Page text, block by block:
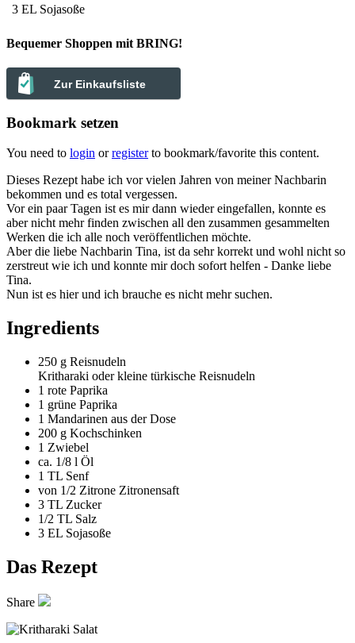
3 EL Sojasoße
Bequemer Shoppen mit BRING!
Zur Einkaufsliste
Bookmark setzen
You need to login orregisterto bookmark/favorite this content.
Dieses Rezept habe ich vor vielen Jahren von meiner Nachbarin
bekommen und es total vergessen.
Vor ein paar Tagen ist es mir dann wieder eingefallen, konnte es
aber nicht mehr finden zwischen all den zusammen gesammelten
Werken die ich alle noch veröffentlichen möchte.
Aber die liebe Nachbarin Tina, ist da sehr korrekt und wohl nicht so
zerstreut wie ich und konnte mir doch sofort helfen - Danke liebe
Tina.
Nun ist es hier und ich brauche es nicht mehr suchen.
Ingredients
250 g Reisnudeln
Kritharaki oder kleine türkische Reisnudeln
1 rote Paprika
1 grüne Paprika
1 Mandarinen aus der Dose
200 g Kochschinken
1 Zwiebel
ca. 1/8 l Öl
1 TL Senf
von 1/2 Zitrone Zitronensaft
3 TL Zucker
1/2 TL Salz
3 EL Sojasoße
Das Rezept
Share